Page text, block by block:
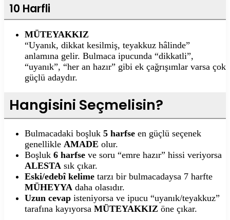
10 Harfli
MÜTEYAKKIZ
“Uyanık, dikkat kesilmiş, teyakkuz hâlinde”
anlamına gelir. Bulmaca ipucunda “dikkatli”,
“uyanık”, “her an hazır” gibi ek çağrışımlar varsa çok
güçlü adaydır.
Hangisini Seçmelisin?
Bulmacadaki boşluk 5 harfse en güçlü seçenek
genellikle AMADE olur.
Boşluk 6 harfse ve soru “emre hazır” hissi veriyorsa
ALESTA sık çıkar.
Eski/edebî kelime tarzı bir bulmacadaysa 7 harfte
MÜHEYYA daha olasıdır.
Uzun cevap isteniyorsa ve ipucu “uyanık/teyakkuz”
tarafına kayıyorsa MÜTEYAKKIZ öne çıkar.